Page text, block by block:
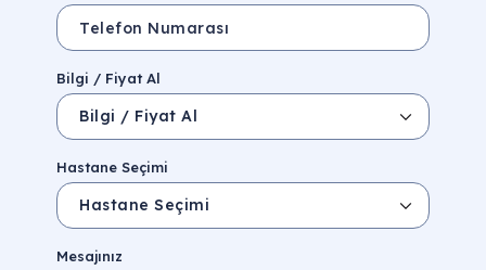
Bilgi / Fiyat Al
Hastane Seçimi
Mesajınız